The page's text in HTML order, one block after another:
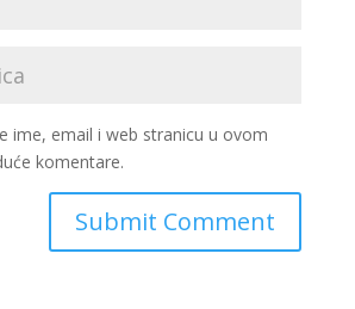
ime, email i web stranicu u ovom
komentare.